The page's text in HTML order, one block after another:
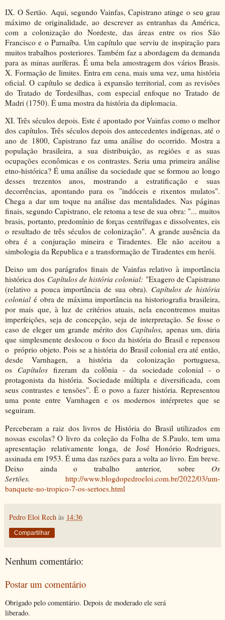
IX. O Sertão. Aqui, segundo Vainfas, Capistrano atinge o seu grau
máximo de originalidade, ao descrever as entranhas da América,
com a colonização do Nordeste, das áreas entre os rios São
Francisco e o Parnaíba. Um capítulo que serviu de inspiração para
muitos trabalhos posteriores. Também faz a abordagem da demanda
para as minas auríferas. É uma bela amostragem dos vários Brasis.
X. Formação de limites. Entra em cena, mais uma vez, uma história
oficial. O capítulo se dedica à expansão territorial, com as revisões
do Tratado de Tordesilhas, com especial enfoque no Tratado de
Madri (1750). É uma mostra da história da diplomacia.
XI. Três séculos depois. Este é apontado por Vainfas como o melhor
dos capítulos. Três séculos depois dos antecedentes indígenas, até o
ano de 1800, Capistrano faz uma análise do ocorrido. Mostra a
população brasileira, a sua distribuição, as regiões e as suas
ocupações econômicas e os contrastes. Seria uma primeira análise
etno-histórica? É uma análise da sociedade que se formou ao longo
desses trezentos anos, mostrando a estratificação e suas
decorrências, apontando para os "indóceis e rixentos mulatos".
Chega a dar um toque na análise das mentalidades. Nas páginas
finais, segundo Capistrano, ele retoma a tese de sua obra: "... muitos
brasis, portanto, predomínio de forças centrífugas e dissolventes, eis
o resultado de três séculos de colonização". A grande ausência da
obra é a conjuração mineira e Tiradentes. Ele não aceitou a
simbologia da Republica e a transformação de Tiradentes em herói.
Deixo um dos parágrafos finais de Vainfas relativo à importância
histórica dos Capítulos de história colonial: "Exagero de Capistrano
(relativo a pouca importância de sua obra). Capítulos de história
colonialé obra de máxima importância na historiografia brasileira,
por mais que, à luz de critérios atuais, nela encontremos muitas
imperfeições, seja de concepção, seja de interpretação. Se fosse o
caso de eleger um grande mérito dos Capítulos, apenas um, diria
que simplesmente deslocou o foco da história do Brasil e repensou
o próprio objeto. Pois se a história do Brasil colonial era até então,
desde Varnhagen, a história da colonização portuguesa,
os Capítulos fizeram da colônia - da sociedade colonial - o
protagonista da história. Sociedade múltipla e diversificada, com
seus contrastes e tensões". É o povo a fazer história. Representou
uma ponte entre Varnhagen e os modernos intérpretes que se
seguiram.
Perceberam a raiz dos livros de História do Brasil utilizados em
nossas escolas? O livro da coleção da Folha de S.Paulo, tem uma
apresentação relativamente longa, de José Honório Rodrigues,
assinada em 1953. É uma das razões para a volta ao livro. Em breve.
Deixo ainda o trabalho anterior, sobre Os
Sertões.
http://www.blogdopedroeloi.com.br/2022/03/um-
banquete-no-tropico-7-os-sertoes.html
Pedro Eloi Rech às 14:36
Compartilhar
Nenhum comentário:
Postar um comentário
Obrigado pelo comentário. Depois de moderado ele será
liberado.